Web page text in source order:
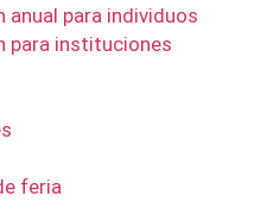
anual para individuos
para instituciones
feria